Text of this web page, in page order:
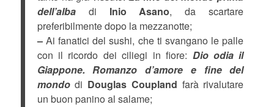
dell’albadi Inio Asano, da scartare
preferibilmente dopo la mezzanotte;
–Ai fanatici del sushi, che ti svangano le palle
con il ricordo dei ciliegi in fiore: Dio odia il
Giappone. Romanzo d’amore e fine del
mondodi Douglas Coupland farà rivalutare
un buon panino al salame;